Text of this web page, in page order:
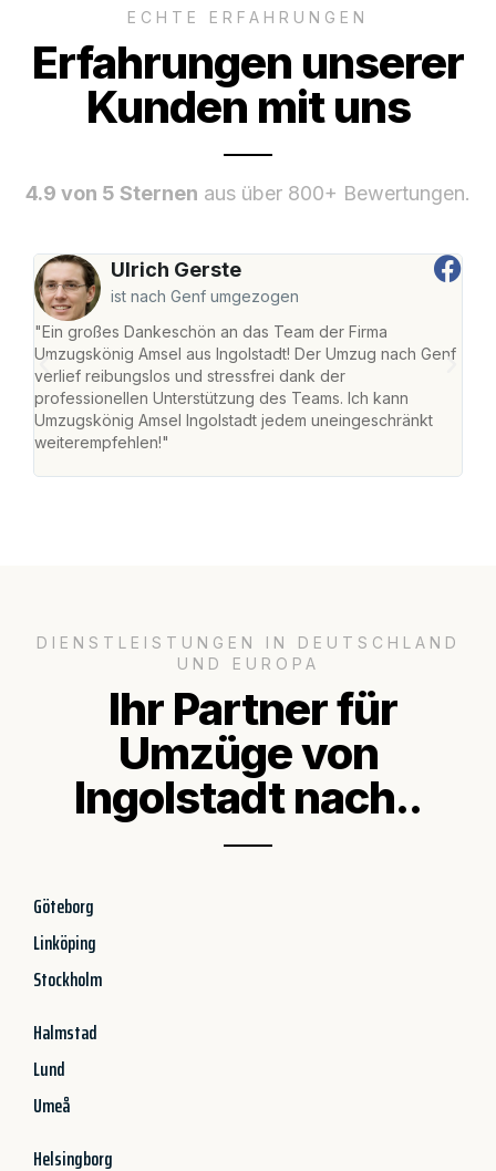
ECHTE ERFAHRUNGEN
Erfahrungen unserer
Kunden mit uns
4.9 von 5 Sternen aus über 800+ Bewertungen.
Ulrich Gerste
ist nach Genf umgezogen
"Ein großes Dankeschön an das Team der Firma
Umzugskönig Amsel aus Ingolstadt! Der Umzug nach Genf
verlief reibungslos und stressfrei dank der
professionellen Unterstützung des Teams. Ich kann
Umzugskönig Amsel Ingolstadt jedem uneingeschränkt
weiterempfehlen!"
DIENSTLEISTUNGEN IN DEUTSCHLAND
UND EUROPA
Ihr Partner für
Umzüge von
Ingolstadt nach..
Göteborg
Linköping
Stockholm
Halmstad
Lund
Umeå
Helsingborg